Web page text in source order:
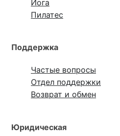
Йога
Пилатес
Поддержка
Частые вопросы
Отдел поддержки
Возврат и обмен
Юридическая